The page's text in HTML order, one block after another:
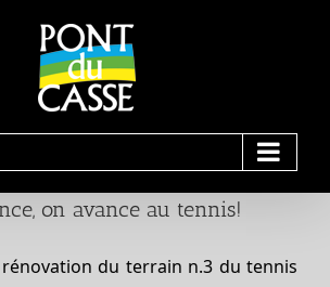
on avance au tennis!
du terrain n.3 du tennis